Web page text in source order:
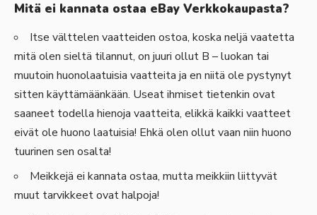
Mitä ei kannata ostaa eBay Verkkokaupasta?
Itse välttelen vaatteiden ostoa, koska neljä vaatetta
mitä olen sieltä tilannut, on juuri ollut B – luokan tai
muutoin huonolaatuisia vaatteita ja en niitä ole pystynyt
sitten käyttämäänkään. Useat ihmiset tietenkin ovat
saaneet todella hienoja vaatteita, elikkä kaikki vaatteet
eivät ole huono laatuisia! Ehkä olen ollut vaan niin huono
tuurinen sen osalta!
Meikkejä ei kannata ostaa, mutta meikkiin liittyvät
muut tarvikkeet ovat halpoja!